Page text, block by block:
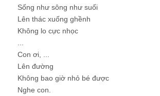
Sống như sông như suối
Lên thác xuống ghềnh
Không lo cực nhọc
Con ơi, ...
Lên đường
Không bao giờ nhỏ bé được
Nghe con.